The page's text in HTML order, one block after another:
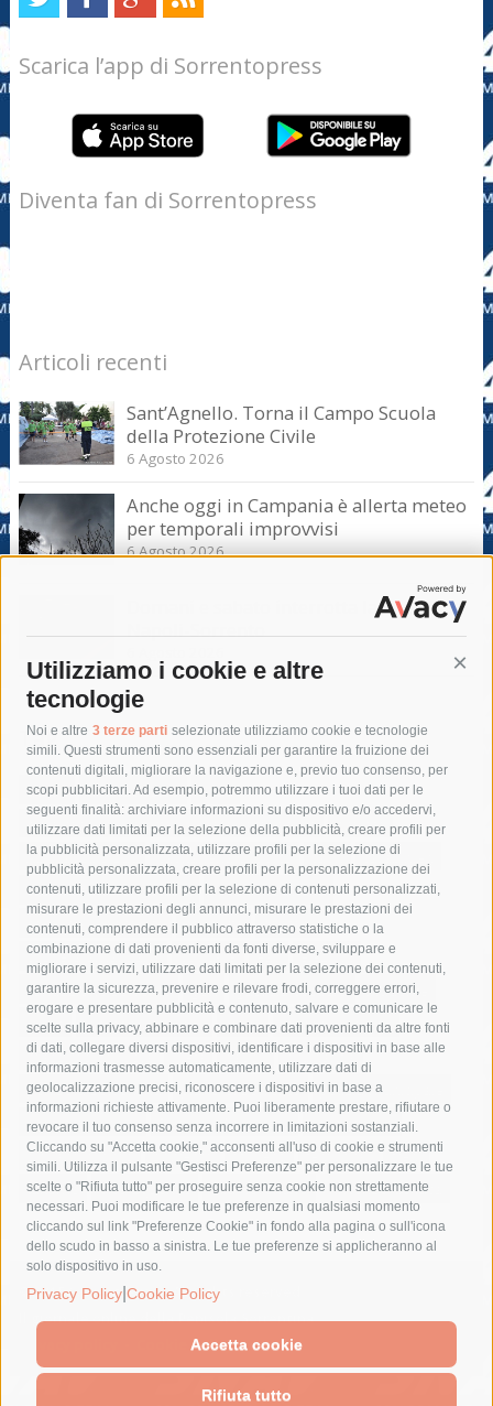
Utilizziamo i cookie e altre
tecnologie
Noi e altre 3 terze parti selezionate utilizziamo cookie e tecnologie
simili. Questi strumenti sono essenziali per garantire la fruizione dei
contenuti digitali, migliorare la navigazione e, previo tuo consenso, per
scopi pubblicitari. Ad esempio, potremmo utilizzare i tuoi dati per le
seguenti finalità: archiviare informazioni su dispositivo e/o accedervi,
utilizzare dati limitati per la selezione della pubblicità, creare profili per
la pubblicità personalizzata, utilizzare profili per la selezione di
pubblicità personalizzata, creare profili per la personalizzazione dei
contenuti, utilizzare profili per la selezione di contenuti personalizzati,
misurare le prestazioni degli annunci, misurare le prestazioni dei
contenuti, comprendere il pubblico attraverso statistiche o la
combinazione di dati provenienti da fonti diverse, sviluppare e
migliorare i servizi, utilizzare dati limitati per la selezione dei contenuti,
garantire la sicurezza, prevenire e rilevare frodi, correggere errori,
erogare e presentare pubblicità e contenuto, salvare e comunicare le
scelte sulla privacy, abbinare e combinare dati provenienti da altre fonti
di dati, collegare diversi dispositivi, identificare i dispositivi in base alle
informazioni trasmesse automaticamente, utilizzare dati di
geolocalizzazione precisi, riconoscere i dispositivi in base a
informazioni richieste attivamente. Puoi liberamente prestare, rifiutare o
revocare il tuo consenso senza incorrere in limitazioni sostanziali.
Cliccando su "Accetta cookie," acconsenti all'uso di cookie e strumenti
simili. Utilizza il pulsante "Gestisci Preferenze" per personalizzare le tue
scelte o "Rifiuta tutto" per proseguire senza cookie non strettamente
necessari. Puoi modificare le tue preferenze in qualsiasi momento
cliccando sul link "Preferenze Cookie" in fondo alla pagina o sull'icona
dello scudo in basso a sinistra. Le tue preferenze si applicheranno al
solo dispositivo in uso.
Privacy Policy Cookie Policy
Accetta cookie
Rifiuta tutto
Scarica l’app di Sorrentopress
Diventa fan di Sorrentopress
Articoli recenti
Sant’Agnello. Torna il Campo Scuola
della Protezione Civile
6 Agosto 2026
Anche oggi in Campania è allerta meteo
per temporali improvvisi
6 Agosto 2026
Domani e sabato interrotta la linea Eav
Napoli-Sorrento
Tag
acqua allerta meteo
anas
area marina protetta di punta campanella
arresto
Asl Napoli 3 sud
capitaneria di porto capri
carabinieri
castellammare di stabia
circumvesuviana
comune di sorrento
concerto
contagi
costiera amalfitana
covid-19 eav
elezioni
fondazione sorrento
gori guardia costiera
incidente
lavori
lorenzo balducelli mare
massa lubrense
massimo coppola
Meta napoli
ordinanza
penisola sorrentina
piano di sorrento
polizia municipale
protezione civile
Regione Campania
sant'agnello
sindaco cuomo
sorrento studenti temporali
treni
turismo
Vico Equense villa fiorentino vincenzo de luca
© 2015 SorrentoPress. All rights reserved.
Il giornale online della Penisola Sorrentina
Cookie Policy